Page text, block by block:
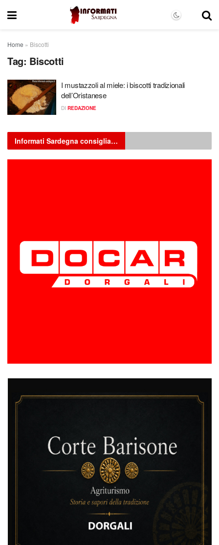
Home » Biscotti
Tag: Biscotti
I mustazzoli al miele: i biscotti tradizionali
dell’Oristanese
DI REDAZIONE
Informati Sardegna consiglia…